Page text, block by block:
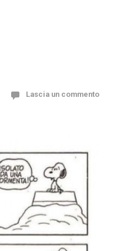
Lascia un commento